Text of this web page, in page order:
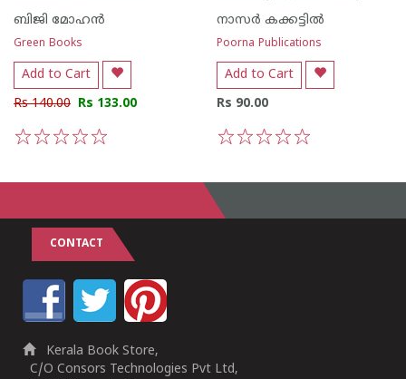
ബിജി മോഹൻ
Green Books
Add to Cart
Rs 140.00 Rs 133.00
നാസര്‍ കക്കട്ടില്‍
Poorna Publications
Add to Cart
Rs 90.00
CONTACT
Kerala Book Store,
C/O Consors Technologies Pvt Ltd,